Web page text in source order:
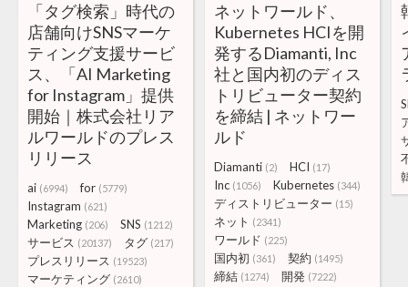
「タグ検索」時代の
店舗向けSNSマーケ
ティング支援サービ
ス、「AI Marketing
for Instagram」提供
開始｜株式会社リア
ルワールドのプレス
リリース
ai (6994) for (5779)
Instagram (621)
Marketing (206) SNS (1212)
サービス (20137) タグ (217)
プレスリリース (19523)
マーケティング (2610)
ネットワールド、
Kubernetes HCIを開
発するDiamanti, Inc
社と国内初のディス
トリビューター契約
を締結 | ネットワー
ルド
Diamanti (2) HCI (17)
Inc (1056) Kubernetes (344)
ディストリビューター (15)
ネット (2341)
ワールド (225)
国内初 (361) 契約 (1495)
締結 (1274) 開発 (7222)